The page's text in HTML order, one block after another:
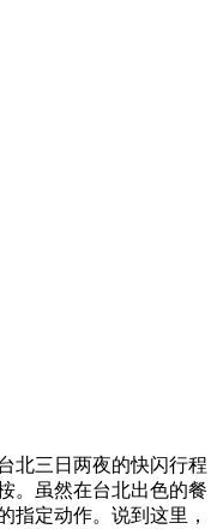
北三日两夜的快闪行程
。虽然在台北出色的餐
指定动作。说到这里，